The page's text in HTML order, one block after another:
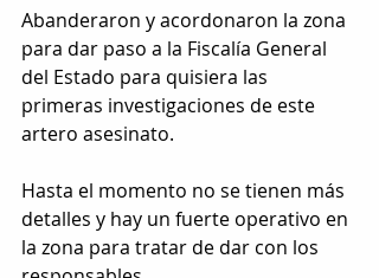
Abanderaron y acordonaron la zona
para dar paso a la Fiscalía General
del Estado para quisiera las
primeras investigaciones de este
artero asesinato.
Hasta el momento no se tienen más
detalles y hay un fuerte operativo en
la zona para tratar de dar con los